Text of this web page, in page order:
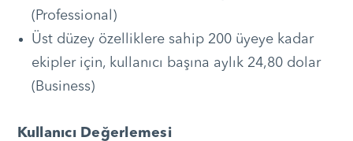
(Professional)
Üst düzey özelliklere sahip 200 üyeye kadar
ekipler için, kullanıcı başına aylık 24,80 dolar
(Business)
Kullanıcı Değerlemesi